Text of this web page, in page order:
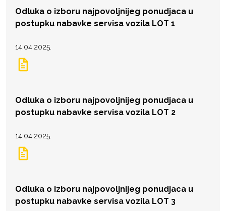
Odluka o izboru najpovoljnijeg ponudjaca u
postupku nabavke servisa vozila LOT 1
14.04.2025.
Odluka o izboru najpovoljnijeg ponudjaca u
postupku nabavke servisa vozila LOT 2
14.04.2025.
Odluka o izboru najpovoljnijeg ponudjaca u
postupku nabavke servisa vozila LOT 3